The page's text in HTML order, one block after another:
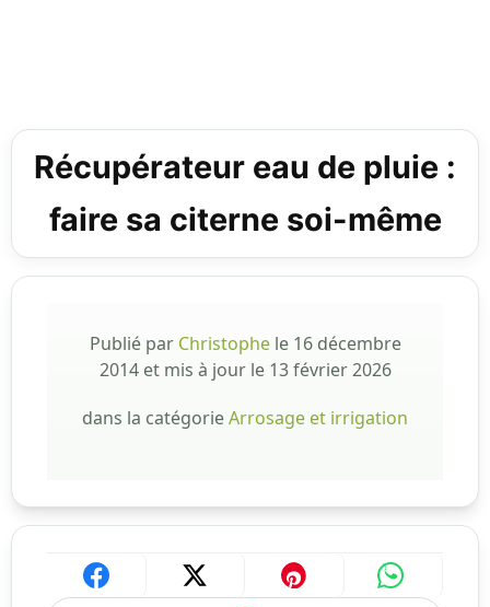
Récupérateur eau de pluie :
faire sa citerne soi-même
Publié par Christophele 16 décembre
2014et mis à jour le 13 février 2026
dans la catégorieArrosage et irrigation